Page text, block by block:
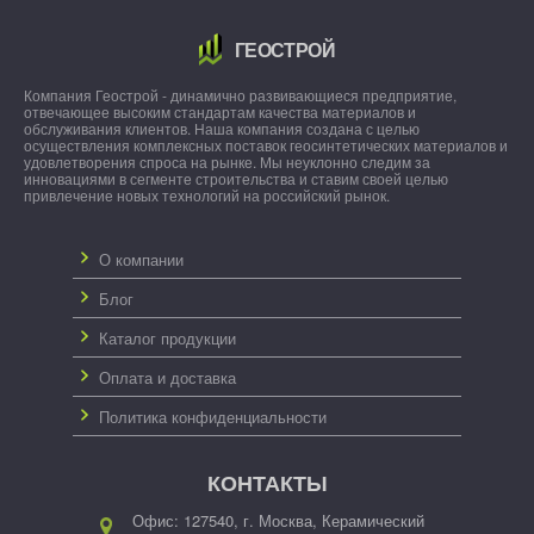
ГЕОСТРОЙ
Компания Геострой - динамично развивающиеся предприятие,
отвечающее высоким стандартам качества материалов и
обслуживания клиентов. Наша компания создана с целью
осуществления комплексных поставок геосинтетических материалов и
удовлетворения спроса на рынке. Мы неуклонно следим за
инновациями в сегменте строительства и ставим своей целью
привлечение новых технологий на российский рынок.
О компании
Блог
Каталог продукции
Оплата и доставка
Политика конфиденциальности
КОНТАКТЫ
Офис: 127540, г. Москва, Керамический